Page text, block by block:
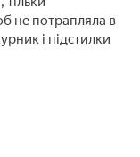
не потрапляла в
і підстилки